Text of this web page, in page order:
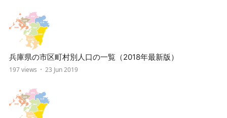
兵庫県の市区町村別人口の一覧（2018年最新版）
197 views 23 Jun 2019